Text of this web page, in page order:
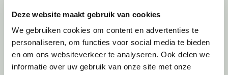
Deze website maakt gebruik van cookies
We gebruiken cookies om content en advertenties te
personaliseren, om functies voor social media te bieden
en om ons websiteverkeer te analyseren. Ook delen we
informatie over uw gebruik van onze site met onze
Als grootste onafhankelijke projectinrichter én expert op het gebied
van de beste werkomgeving zetten we ons dagelijks met veel
passie en enthousiasme in om juist dat voor onze klanten te
realiseren: de allerbeste werkomgeving. En dat doen we niet alleen
met het oog op nu; dankzij ons duurzame en circulaire karakter
kijken we ook naar de toekomst. Naar hoe we werkomgevingen een